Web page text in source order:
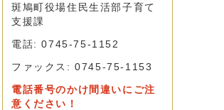
斑鳩町役場住民生活部子育て
支援課
電話: 0745-75-1152
ファックス: 0745-75-1153
電話番号のかけ間違いにご注
意ください！